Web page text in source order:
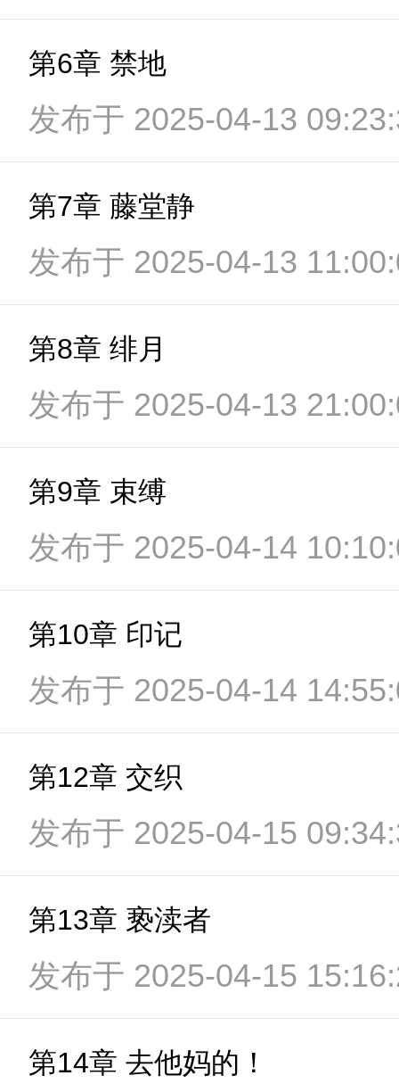
第6章 禁地
发布于 2025-04-13
第7章 藤堂静
发布于 2025-04-13
第8章 绯月
发布于 2025-04-13
第9章 束缚
发布于 2025-04-14
第10章 印记
发布于 2025-04-14
第12章 交织
发布于 2025-04-15
第13章 亵渎者
发布于 2025-04-15
第14章 去他妈的！